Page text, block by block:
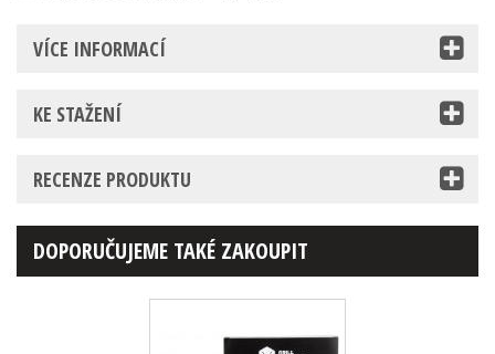
VÍCE INFORMACÍ
KE STAŽENÍ
RECENZE PRODUKTU
DOPORUČUJEME TAKÉ ZAKOUPIT